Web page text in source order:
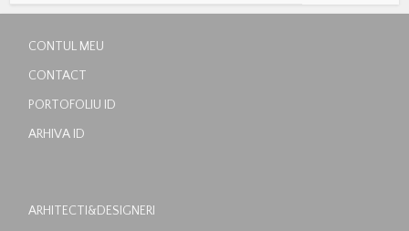
CONTUL MEU
CONTACT
PORTOFOLIU ID
ARHIVA ID
ARHITECTI&DESIGNERI